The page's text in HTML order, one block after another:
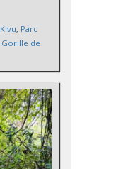
, Parc
Gorille de